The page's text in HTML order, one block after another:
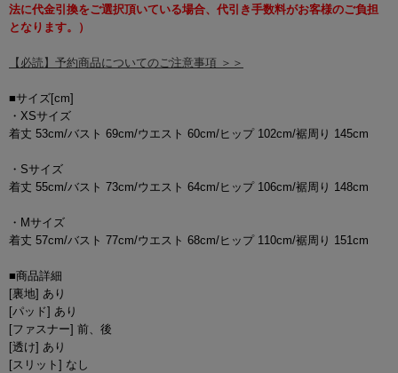
法に代金引換をご選択頂いている場合、代引き手数料がお客様のご負担
となります。）
【必読】予約商品についてのご注意事項 ＞＞
■サイズ[cm]
・XSサイズ
着丈 53cm/バスト 69cm/ウエスト 60cm/ヒップ 102cm/裾周り 145cm
・Sサイズ
着丈 55cm/バスト 73cm/ウエスト 64cm/ヒップ 106cm/裾周り 148cm
・Mサイズ
着丈 57cm/バスト 77cm/ウエスト 68cm/ヒップ 110cm/裾周り 151cm
■商品詳細
[裏地] あり
[パッド] あり
[ファスナー] 前、後
[透け] あり
[スリット] なし